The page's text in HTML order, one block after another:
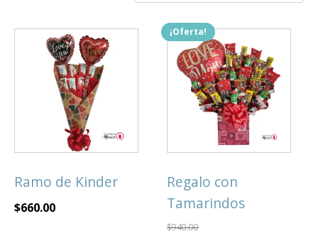
Ramo de Kinder
$660.00
¡Oferta!
Regalo con
Tamarindos
$940.00